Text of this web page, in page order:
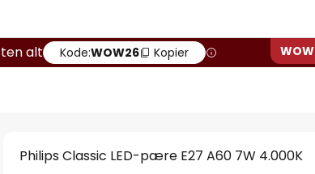
alt Kode:WOW26 Kopier
Philips Classic LED-pære E27 A60 7W 4.000K